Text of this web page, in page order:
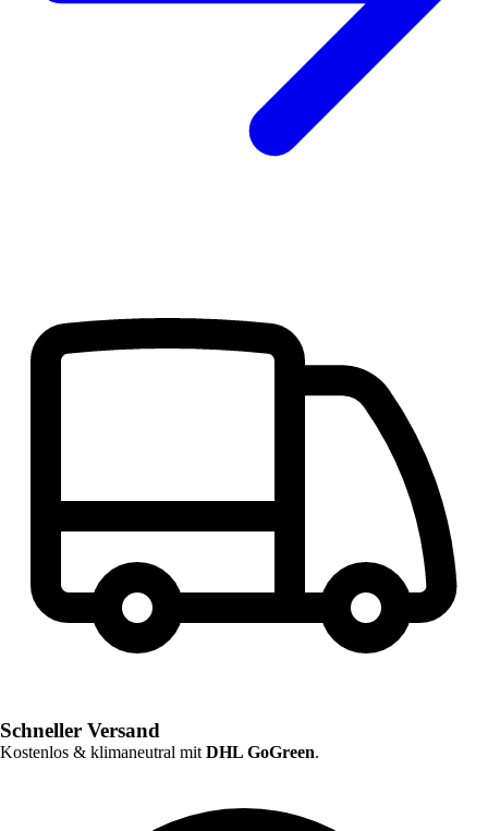
Schneller Versand
Kostenlos & klimaneutral mit DHL GoGreen.